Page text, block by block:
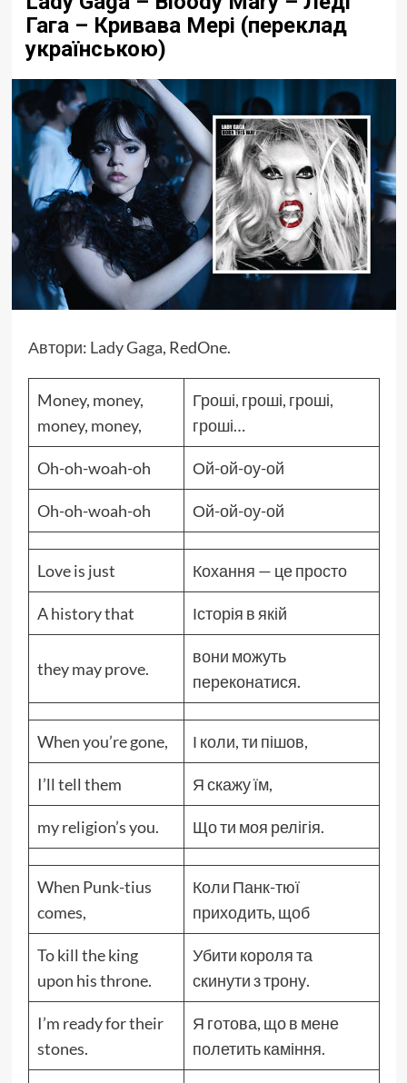
Гага – Кривава Мері (переклад
українською)
Автори: Lady Gaga, RedOne.
Money, money,
money, money,
Гроші, гроші, гроші,
гроші…
Oh-oh-woah-oh Ой-ой-оу-ой
Oh-oh-woah-oh Ой-ой-оу-ой
Love is just Кохання — це просто
A history that Історія в якій
they may prove.
вони можуть
переконатися.
When you’re gone, І коли, ти пішов,
I’ll tell them Я скажу їм,
my religion’s you. Що ти моя релігія.
When Punk-tius
comes,
Коли Панк-тюї
приходить, щоб
To kill the king
upon his throne.
Убити короля та
скинути з трону.
I’m ready for their
stones.
Я готова, що в мене
полетить каміння.